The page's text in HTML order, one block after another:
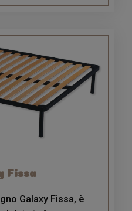
Fissa
Galaxy Fissa, è